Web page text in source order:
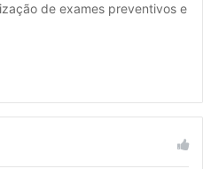
de exames preventivos e